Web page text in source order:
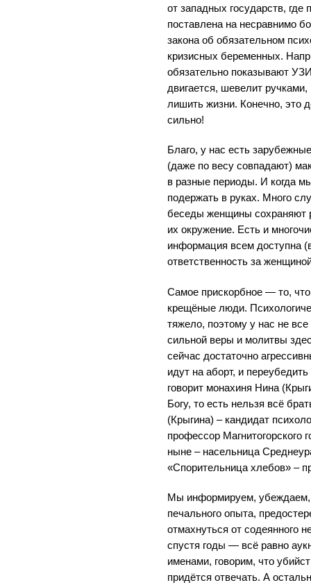
от западных государств, где
поставлена на несравнимо
закона об обязательном
кризисных беременных.
обязательно показывают
двигается, шевелит
лишить жизни. Конечно, это
сильно!
Благо, у нас есть
(даже по весу совпадают)
в разные периоды. И когда
подержать в руках. Много
беседы женщины сохраняют
их окружение. Есть и
информация всем доступна
ответственность за
Самое прискорбное — то,
крещёные люди.
тяжело, поэтому у нас не
сильной веры и молитвы
сейчас достаточно
идут на аборт, и
говорит монахиня Нина
Богу, то есть нельзя всё
(Крыгина) – кандидат
профессор Магнитогорского
ныне – насельница
«Спорительница хлебов» –
Мы информируем, убеждаем,
печального опыта,
отмахнуться от содеянного
спустя годы — всё равно
именами, говорим, что
придётся отвечать. А